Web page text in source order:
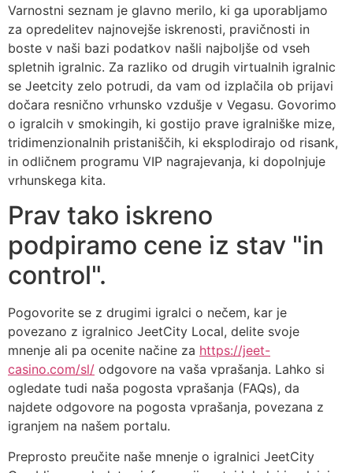
Varnostni seznam je glavno merilo, ki ga uporabljamo
za opredelitev najnovejše iskrenosti, pravičnosti in
boste v naši bazi podatkov našli najboljše od vseh
spletnih igralnic. Za razliko od drugih virtualnih igralnic
se Jeetcity zelo potrudi, da vam od izplačila ob prijavi
dočara resnično vrhunsko vzdušje v Vegasu. Govorimo
o igralcih v smokingih, ki gostijo prave igralniške mize,
tridimenzionalnih pristaniščih, ki eksplodirajo od risank,
in odličnem programu VIP nagrajevanja, ki dopolnjuje
vrhunskega kita.
Prav tako iskreno
podpiramo cene iz stav "in
control".
Pogovorite se z drugimi igralci o nečem, kar je
povezano z igralnico JeetCity Local, delite svoje
mnenje ali pa ocenite načine za https://jeet-
casino.com/sl/ odgovore na vaša vprašanja. Lahko si
ogledate tudi naša pogosta vprašanja (FAQs), da
najdete odgovore na pogosta vprašanja, povezana z
igranjem na našem portalu.
Preprosto preučite naše mnenje o igralnici JeetCity